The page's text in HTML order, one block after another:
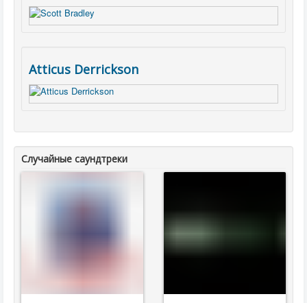
Atticus Derrickson
Случайные саундтреки